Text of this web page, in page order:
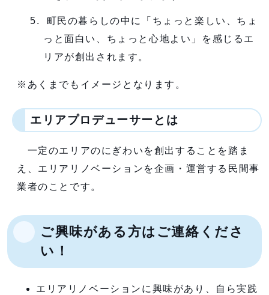
町民の暮らしの中に「ちょっと楽しい、ちょ
っと面白い、ちょっと心地よい」を感じるエ
リアが創出されます。
※あくまでもイメージとなります。
エリアプロデューサーとは
一定のエリアのにぎわいを創出することを踏ま
え、エリアリノベーションを企画・運営する民間事
業者のことです。
ご興味がある方はご連絡くださ
い！
エリアリノベーションに興味があり、自ら実践